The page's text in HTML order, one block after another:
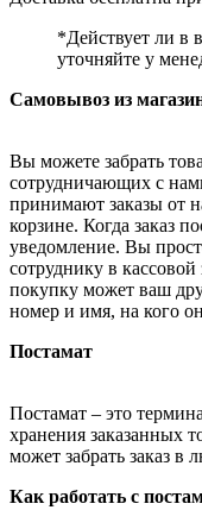
*Действует ли в
уточняйте у
Самовывоз из
Вы можете забрать
сотрудничающих с
принимают заказы от
корзине. Когда заказ
уведомление. Вы
сотруднику в кассовой
покупку может ваш
номер и имя, на кого
Постамат
Постамат – это
хранения заказанных
может забрать заказ в
Как работать с